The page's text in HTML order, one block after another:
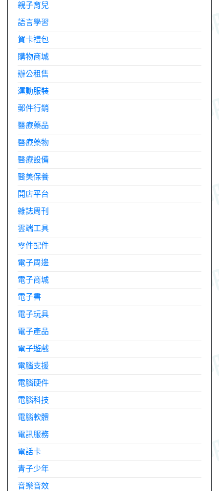
親子育兒
語言學習
賀卡禮包
購物商城
辦公租售
運動服裝
郵件行銷
醫療藥品
醫療藥物
醫療設備
醫美保養
開店平台
雜誌周刊
雲端工具
零件配件
電子周邊
電子商城
電子書
電子玩具
電子產品
電子遊戲
電腦支援
電腦硬件
電腦科技
電腦軟體
電訊服務
電話卡
青子少年
音樂音效